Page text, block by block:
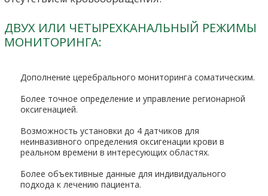
ДВУХ ИЛИ ЧЕТЫРЕХКАНАЛЬНЫЙ РЕЖИМЫ
МОНИТОРИНГА:
Дополнение церебрального мониторинга соматическим.
Более точное определение и управление регионарной
оксигенацией.
Возможность установки до 4 датчиков для
неинвазивного определения оксигенации крови в
реальном времени в интересующих областях.
Более объективные данные для индивидуального
подхода к лечению пациента.